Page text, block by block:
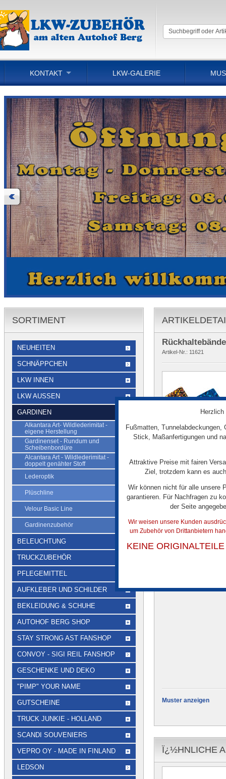
KONTAKT LKW-GALERIE
Artikel-Nr.: 11621
Mehrere gemusterte
Rückhaltebänder für
Rotes Plüsch-
Muster anzeigen
Ï¿½HNLICHE
SORTIMENT
NEUHEITEN
SCHNÄPPCHEN
LKW INNEN
LKW AUSSEN
GARDINEN
Alkantara Art- Wildlederimitat -
eigene Herstellung
Gardinenset - Rundum und
Scheibenbordüre
Alcantara Art - Wildlederimitat -
doppelt genähter Stoff
Lederoptik
Plüschline
Velour Basic Line
Gardinenzubehör
BELEUCHTUNG
TRUCKZUBEHÖR
PFLEGEMITTEL
AUFKLEBER UND SCHILDER
BEKLEIDUNG & SCHUHE
AUTOHOF BERG SHOP
STAY STRONG AST FANSHOP
CONVOY - SIGI REIL FANSHOP
GESCHENKE UND DEKO
"PIMP" YOUR NAME
GUTSCHEINE
TRUCK JUNKIE - HOLLAND
SCANDI SOUVENIERS
VEPRO OY - MADE IN FINLAND
LEDSON
Herzlich
Fußmatten, Tunnelabdeckungen,
Stick, Maßanfertigungen und
Attraktive Preise mit fairen
Ziel, trotzdem kann es
Wir können nicht für alle unsere
garantieren. Für Nachfragen zu
der Seite
Wir weisen unsere Kunden
um Zubehör von Drittanbietern
KEINE